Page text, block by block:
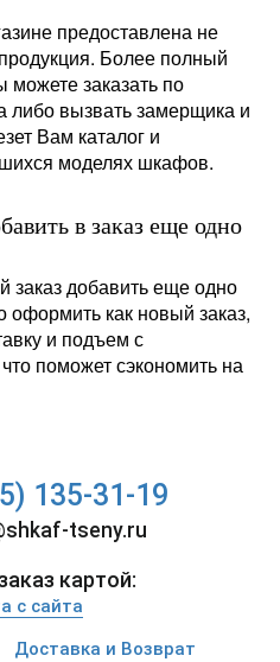
предоставлена не
Более полный
можете заказать по
либо вызвать замерщика и
Вам каталог и
моделях шкафов.
в заказ еще одно
заказ добавить еще одно
оформить как новый заказ,
и подъем с
поможет сэкономить на
135-31-19
tseny.ru
картой:
с сайта
Доставка и Возврат